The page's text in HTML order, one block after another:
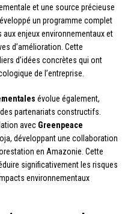
et une source précieuse
un programme complet
enjeux environnementaux et
d’amélioration. Cette
d’idées concrètes qui ont
de l’entreprise.
évolue également,
partenariats constructifs.
avec Greenpeace
développant une collaboration
en Amazonie. Cette
significativement les risques
environnementaux